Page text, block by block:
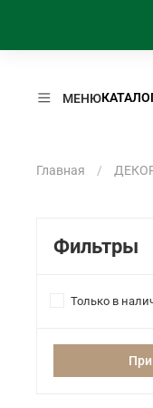
МЕНЮ
Главная
Фильтры
Только в